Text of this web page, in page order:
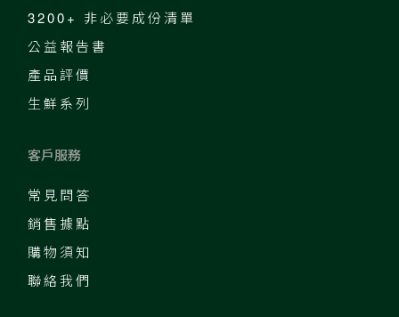
3200+ 非必要成份清單
公益報告書
產品評價
生鮮系列
客戶服務
常見問答
銷售據點
購物須知
聯絡我們